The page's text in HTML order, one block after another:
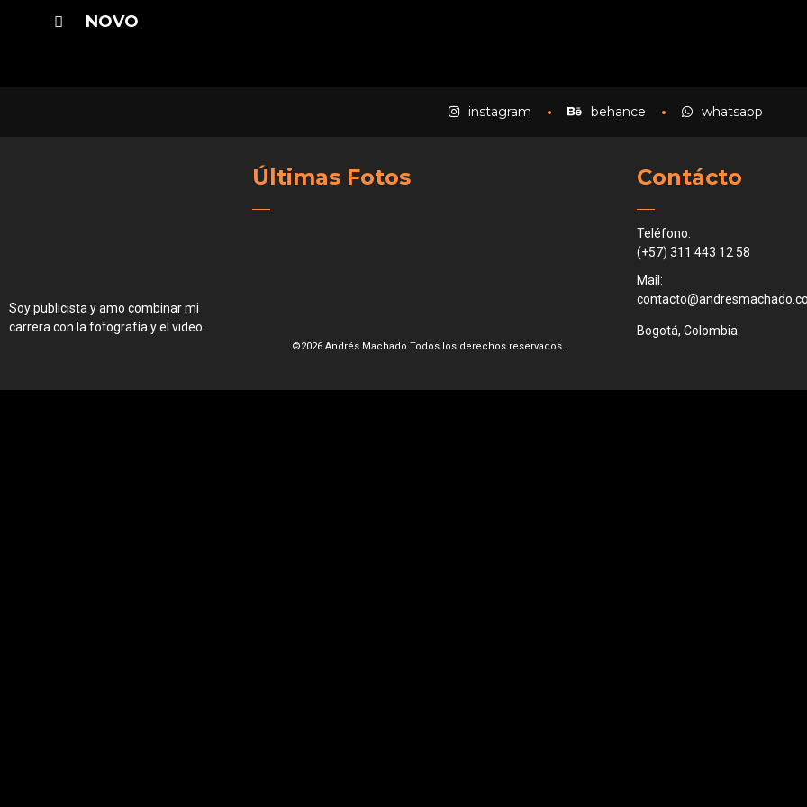
NOVO
instagram behance whatsapp
Soy publicista y amo combinar mi
carrera con la fotografía y el video.
Últimas Fotos
©2026 Andrés Machado Todos los derechos reservados.
Contácto
Teléfono:
(+57) 311 443 12 58
Mail:
Bogotá, Colombia